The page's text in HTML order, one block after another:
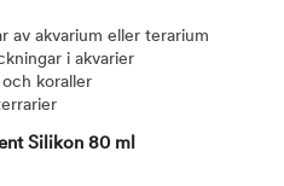
av akvarium eller terarium
i akvarier
koraller
Silikon 80 ml